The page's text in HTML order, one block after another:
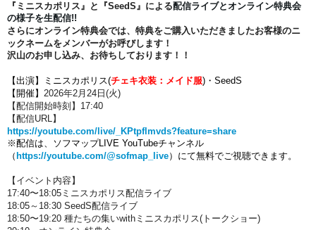
『ミニスカポリス』と『SeedS』による配信ライブとオンライン特典会
の様子を生配信!!
さらにオンライン特典会では、特典をご購入いただきましたお客様のニ
ックネームをメンバーがお呼びします！
沢山のお申し込み、お待ちしております！！
【出演】 ミニスカポリス(チェキ衣装：メイド服)・ SeedS
【開催】 2026年2月24 日(火)
【配信開始時刻】17:40
【配信URL】
https://youtube.com/live/_KPtpflmvds?feature=share
※配信は、ソフマップLIVE YouTubeチャンネル
（ https://youtube.com/@sofmap_live）にて無料でご視聴できます。
【イベント内容】
17:40〜18:05ミニスカポリス配信ライブ
18:05～18:30 SeedS配信ライブ
18:50〜19:20 種たちの集いwithミニスカポリス(トークショー)